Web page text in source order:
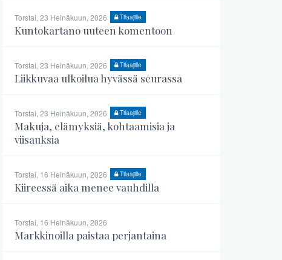
Torstai, 23 Heinäkuun, 2026 Tilaajille
Kuntokartano uuteen komentoon
Torstai, 23 Heinäkuun, 2026 Tilaajille
Liikkuvaa ulkoilua hyvässä seurassa
Torstai, 23 Heinäkuun, 2026 Tilaajille
Makuja, elämyksiä, kohtaamisia ja
viisauksia
Torstai, 16 Heinäkuun, 2026 Tilaajille
Kiireessä aika menee vauhdilla
Torstai, 16 Heinäkuun, 2026
Markkinoilla paistaa perjantaina